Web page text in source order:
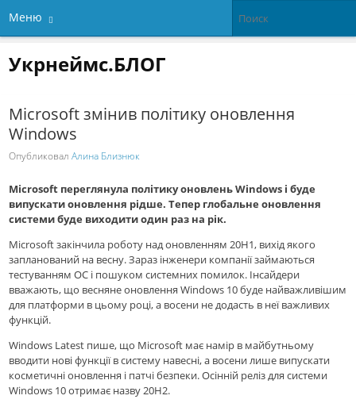
Меню
Укрнеймс.БЛОГ
Microsoft змінив політику оновлення
Windows
ОпубликовалАлина Близнюк
Microsoft переглянула політику оновлень Windows і буде
випускати оновлення рідше. Тепер глобальне оновлення
системи буде виходити один раз на рік.
Microsoft закінчила роботу над оновленням 20H1, вихід якого
запланований на весну. Зараз інженери компанії займаються
тестуванням ОС і пошуком системних помилок. Інсайдери
вважають, що весняне оновлення Windows 10 буде найважливішим
для платформи в цьому році, а восени не додасть в неї важливих
функцій.
Windows Latest пише, що Microsoft має намір в майбутньому
вводити нові функції в систему навесні, а восени лише випускати
косметичні оновлення і патчі безпеки. Осінній реліз для системи
Windows 10 отримає назву 20H2.